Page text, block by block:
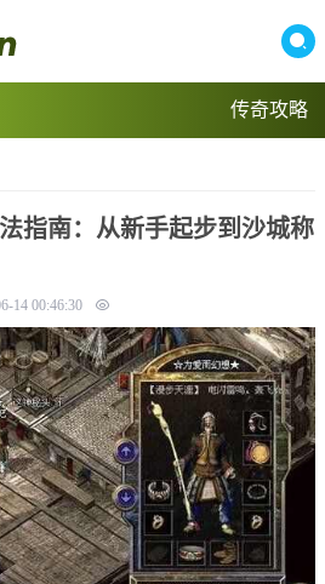
传奇攻略
指南：从新手起步到沙城称
14 00:46:30